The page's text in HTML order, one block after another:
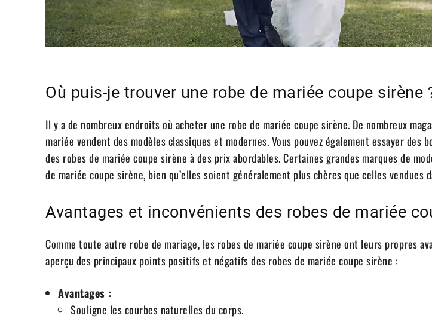
Où puis-je trouver une robe de mariée coupe sirène
Il y a de nombreux endroits où acheter une robe de mariée coupe sirène. De nombreux
mariée vendent des modèles classiques et modernes. Vous pouvez également essayer des
des robes de mariée coupe sirène à des prix abordables. Certaines grandes marques de
de mariée coupe sirène, bien qu’elles soient généralement plus chères que celles vendues
Avantages et inconvénients des robes de mariée
Comme toute autre robe de mariage, les robes de mariée coupe sirène ont leurs propres
aperçu des principaux points positifs et négatifs des robes de mariée coupe sirène :
Avantages :
Souligne les courbes naturelles du corps.